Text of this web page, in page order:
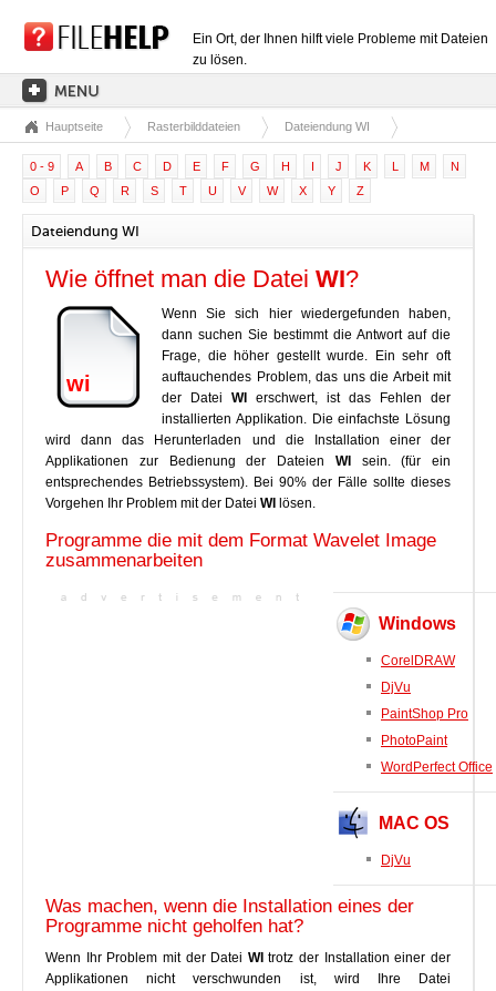
Ein Ort, der Ihnen hilft viele Probleme mit Dateien
zu lösen.
HAUPTSEITE
EXTENSIONSKATEGORIEN
TREIBERKATEGORIEN
DLL-DATEIEN
DATEIKONVERTIERUNGEN
PROGRAMME
Hauptseite Rasterbilddateien Dateiendung WI
0 - 9 A B C D E F G H I J K L M
N
O
P Q R S T U V W X Y Z
Dateiendung WI
Wie öffnet man die Datei WI?
wi
Wenn Sie sich hier wiedergefunden haben,
dann suchen Sie bestimmt die Antwort auf die
Frage, die höher gestellt wurde. Ein sehr oft
auftauchendes Problem, das uns die Arbeit mit
der Datei WI
erschwert, ist das Fehlen der
installierten Applikation. Die einfachste Lösung
wird dann das Herunterladen und die Installation einer der
Applikationen zur Bedienung der Dateien WI
sein. (für ein
entsprechendes Betriebssystem). Bei 90% der Fälle sollte dieses
Vorgehen Ihr Problem mit der Datei WI lösen.
Programme die mit dem Format Wavelet Image
zusammenarbeiten
Windows
CorelDRAW
DjVu
PaintShop Pro
PhotoPaint
WordPerfect Office
MAC OS
DjVu
Was machen, wenn die Installation eines der
Programme nicht geholfen hat?
Wenn Ihr Problem mit der Datei WI trotz der Installation einer der
Applikationen nicht verschwunden ist, wird Ihre Datei